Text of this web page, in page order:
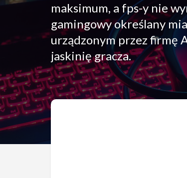
maksimum, a fps-y nie
gamingowy określany
urządzonym przez firmę
jaskinię gracza.